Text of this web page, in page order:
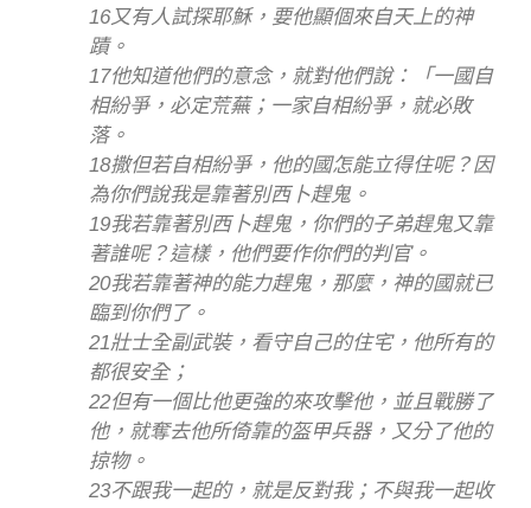
16又有人試探耶穌，要他顯個來自天上的神
蹟。
17他知道他們的意念，就對他們說：「一國自
相紛爭，必定荒蕪；一家自相紛爭，就必敗
落。
18撒但若自相紛爭，他的國怎能立得住呢？因
為你們說我是靠著別西卜趕鬼。
19我若靠著別西卜趕鬼，你們的子弟趕鬼又靠
著誰呢？這樣，他們要作你們的判官。
20我若靠著神的能力趕鬼，那麼，神的國就已
臨到你們了。
21壯士全副武裝，看守自己的住宅，他所有的
都很安全；
22但有一個比他更強的來攻擊他，並且戰勝了
他，就奪去他所倚靠的盔甲兵器，又分了他的
掠物。
23不跟我一起的，就是反對我；不與我一起收